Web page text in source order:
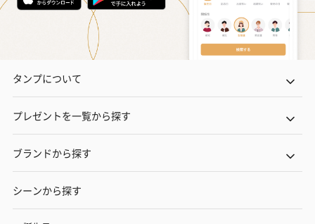
タンプについて
プレゼントを一覧から探す
ブランドから探す
シーンから探す